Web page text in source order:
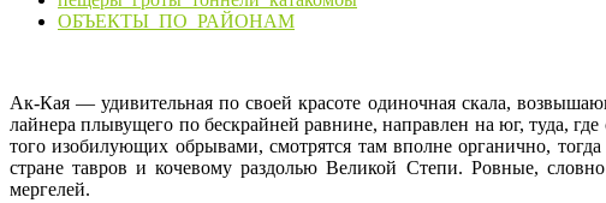
ОБЪЕКТЫ_ПО_РАЙОНАМ
Ак-Кая — удивительная по своей красоте одиночная скала,
лайнера плывущего по бескрайней равнине, направлен на юг, туда,
того изобилующих обрывами, смотрятся там вполне органично,
стране тавров и кочевому раздолью Великой Степи. Ровные,
мергелей.